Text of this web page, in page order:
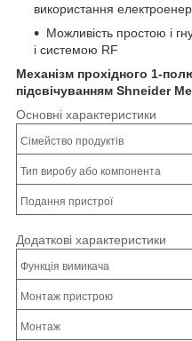
використання
Можливість простою і
і системою RF
Механізм прохідного 1-
підсвічуванням Shneider
Основні характеристики
Сімейство продуктів
Тип виробу або компонента
Подання пристрої
Додаткові характеристики
Функція вимикача
Монтаж пристрою
Монтаж